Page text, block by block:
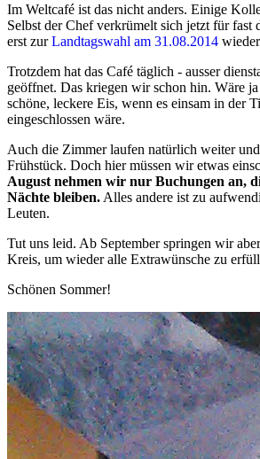
Im Weltcafé ist das nicht anders. Einige
Selbst der Chef verkrümelt sich jetzt für fast
erst zurLandtagswahl am 31.08.2014
Trotzdem hat das Café täglich - ausser
geöffnet. Das kriegen wir schon hin. Wäre ja
schöne, leckere Eis, wenn es einsam in der
eingeschlossen wäre.
Auch die Zimmer laufen natürlich weiter
Frühstück. Doch hier müssen wir etwas
August nehmen wir nur Buchungen an,
Nächte bleiben. Alles andere ist zu
Leuten.
Tut uns leid. Ab September springen wir
Kreis, um wieder alle Extrawünsche zu
Schönen Sommer!